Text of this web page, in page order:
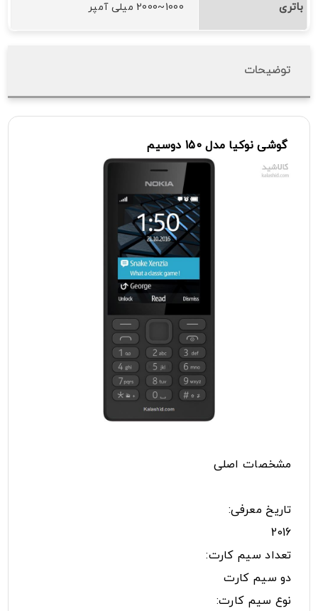
باتری 1000~2000 میلی آمپر
توضیحات
گوشی نوکیا مدل 150 دوسیم
مشخصات اصلی
تاریخ معرفی:
2016
تعداد سیم کارت:
دو سیم کارت
نوع سیم کارت: